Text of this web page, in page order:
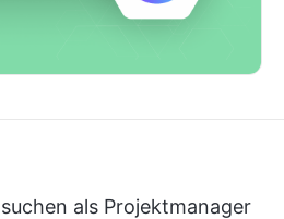
als Projektmanager